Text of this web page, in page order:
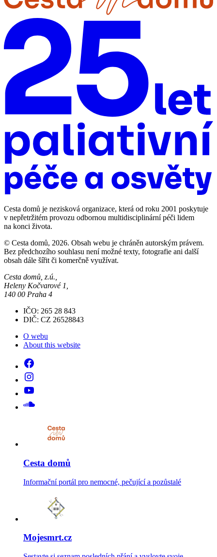
Cesta domů je nezisková organizace, která od roku 2001 poskytuje
v nepřetržitém provozu odbornou multidisciplinární péči lidem
na konci života.
© Cesta domů, 2026. Obsah webu je chráněn autorským právem.
Bez předchozího souhlasu není možné texty, fotografie ani další
obsah dále šířit či komerčně využívat.
Cesta domů, z.ú.,
Heleny Kočvarové 1,
140 00 Praha 4
IČO: 265 28 843
DIČ: CZ 26528843
O webu
About this website
Cesta domů
Informační portál pro nemocné, pečující a pozůstalé
Mojesmrt.cz